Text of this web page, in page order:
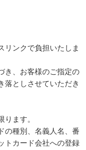
リンクで負担いたしま
き、お客様のご指定の
落としさせていただき
ます。
の種別、名義人名、番
トカード会社への登録